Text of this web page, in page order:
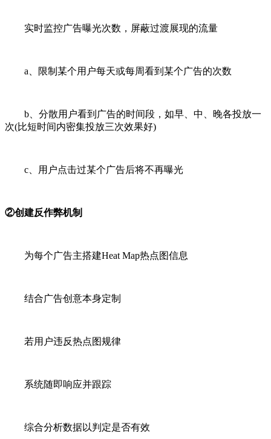
实时监控广告曝光次数，屏蔽过渡展现的流量
a、限制某个用户每天或每周看到某个广告的次数
b、分散用户看到广告的时间段，如早、中、晚各投放一
次(比短时间内密集投放三次效果好)
c、用户点击过某个广告后将不再曝光
②创建反作弊机制
为每个广告主搭建Heat Map热点图信息
结合广告创意本身定制
若用户违反热点图规律
系统随即响应并跟踪
综合分析数据以判定是否有效